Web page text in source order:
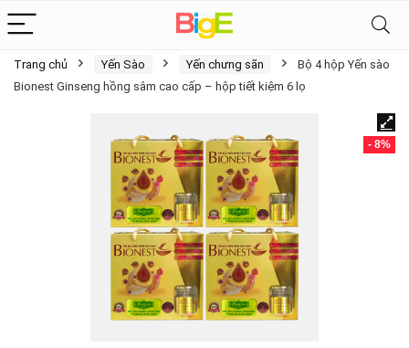
Trang chủ Yến Sào Yến chưng sãn
Bộ 4 hộp Yến sào
Bionest Ginseng hồng sâm cao cấp – hộp tiết kiệm 6 lọ
- 8%